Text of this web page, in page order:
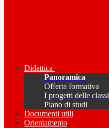
Didattica
Panoramica
Offerta formativa
I progetti delle classi
Piano di studi
Documenti utili
Orientamento